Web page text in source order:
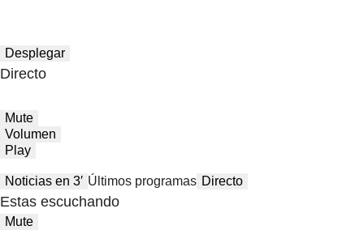
Desplegar
Directo
Mute
Volumen
Play
Noticias en 3′ Últimos programas Directo
Estas escuchando
Mute